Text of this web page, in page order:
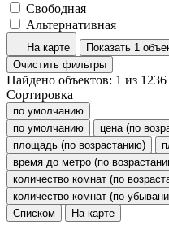
Свободная
Альтернативная
На карте
Показать 1
Очистить фильтры
Найдено объектов: 1 из 1236
Сортировка
по умолчанию
по умолчанию
цена (по
площадь (по возрастанию)
время до метро (по
количество комнат (по
количество комнат (по
Списком
На карте